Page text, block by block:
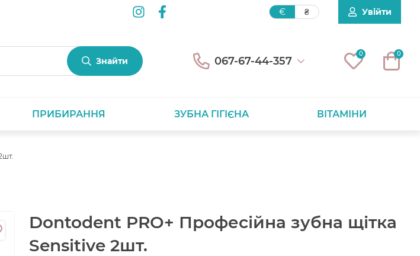
€ ₴ Увійти
Знайти 067-67-44-357
0 0
ПРИБИРАННЯ ЗУБНА ГІГІЄНА ВІТАМІНИ
Dontodent PRO+ Професійна зубна щітка
Sensitive 2шт.